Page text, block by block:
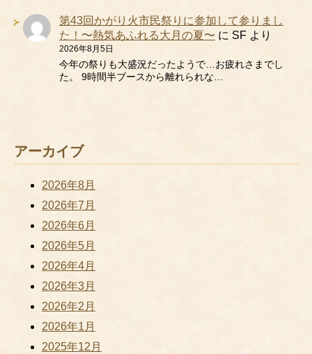
第43回かがり火市民祭りに参加して参りまし
た！〜熱気あふれる大月の夏〜 に SF より
2026年8月5日
今年の祭りも大盛況だったようで…お疲れさまでし
た。 9時間半ブースから離れられな…
アーカイブ
2026年8月
2026年7月
2026年6月
2026年5月
2026年4月
2026年3月
2026年2月
2026年1月
2025年12月